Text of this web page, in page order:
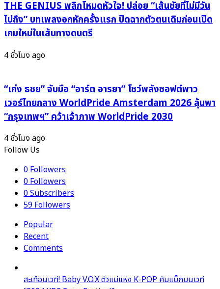
ท้าย
ปี
Universal
Music
Thailand!
THE GENIUS พลิกโหมดหัวใจ! ปล่อย “เส้นชัยที่ไม่มีวัน
ไปถึง” บทเพลงอกหักครั้งแรก ปิดฉากตัวตนเดิมก่อนเปิด
เกมใหม่ในเส้นทางดนตรี
4 ชั่วโมง ago
“เก่ง ธชย” จับมือ “อาร์ต อารยา” โชว์พลังซอฟต์พาว
เวอร์ไทยกลาง WorldPride Amsterdam 2026 ลุ้นพา
“กรุงเทพฯ” คว้าเจ้าภาพ WorldPride 2030
4 ชั่วโมง ago
Follow Us
0Followers
0Followers
0Subscribers
59Followers
Popular
Recent
Comments
สะเทือนเวที! Baby V.O.X ตัวแม่แห่ง K-POP คัมแบ็กบนเวที